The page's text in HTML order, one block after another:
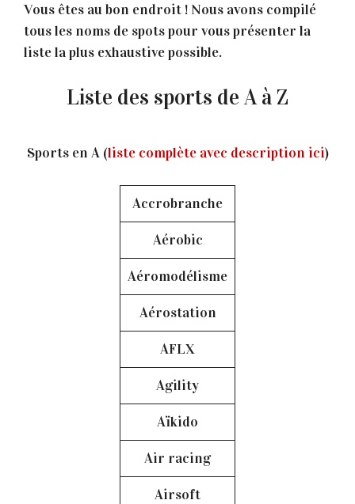
Vous êtes au bon endroit ! Nous avons compilé
tous les noms de spots pour vous présenter la
liste la plus exhaustive possible.
Liste des sports de A à Z
Sports en A (liste complète avec description ici)
Accrobranche
Aérobic
Aéromodélisme
Aérostation
AFLX
Agility
Aïkido
Air racing
Airsoft